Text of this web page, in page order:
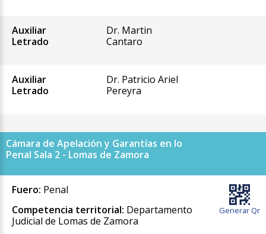
Auxiliar
Letrado
Dr. Martin
Cantaro
Auxiliar
Letrado
Dr. Patricio Ariel
Pereyra
Cámara de Apelación y Garantías en lo
Penal Sala 2 - Lomas de Zamora
Generar Qr
Fuero: Penal
Competencia territorial: Departamento
Judicial de Lomas de Zamora